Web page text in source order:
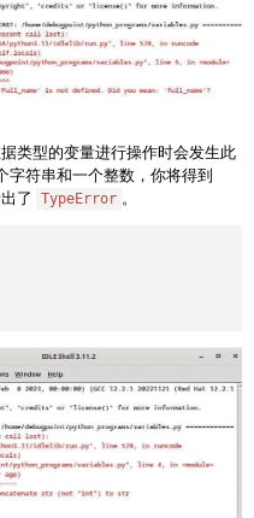
类型的变量进行操作时会发生此
字符串和一个整数，你将得到
了 TypeError 。